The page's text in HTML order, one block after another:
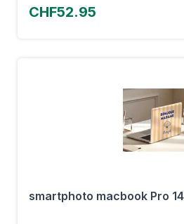
CHF52.95
smartphoto macbook Pro